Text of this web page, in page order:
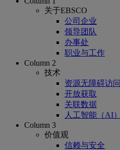
关于EBSCO
公司企业
领导团队
办事处
职业与工作
Column 2
技术
资源无障碍访问
开放获取
关联数据
人工智能（AI）
Column 3
价值观
信赖与安全